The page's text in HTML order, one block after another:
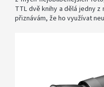
TTL dvě knihy a dělá jedny
přiznávám, že ho využívat